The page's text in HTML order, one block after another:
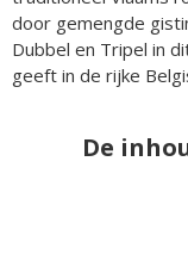
door gemengde
Dubbel en Tripel in
geeft in de rijke
De